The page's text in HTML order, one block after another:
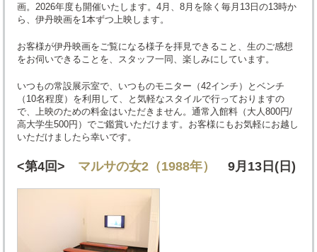
画。2026年度も開催いたします。4月、8月を除く毎月13日の13時か
ら、伊丹映画を1本ずつ上映します。
お客様が伊丹映画をご覧になる様子を拝見できること、生のご感想
をお伺いできることを、スタッフ一同、楽しみにしています。
いつもの常設展示室で、いつものモニター（42インチ）とベンチ
（10名程度）を利用して、と気軽なスタイルで行っておりますの
で、上映のための料金はいただきません。通常入館料（大人800円/
高大学生500円）でご鑑賞いただけます。お客様にもお気軽にお越し
いただけましたら幸いです。
<第4回> マルサの女2（1988年） 9月13日(日)